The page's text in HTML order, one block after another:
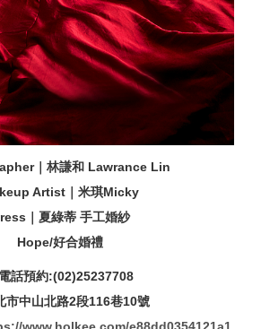
｜林謙和 Lawrance Lin
Artist｜米琪Micky
｜夏綠蒂 手工婚紗
Hope/好合婚禮
話預約:(02)25237708
市中山北路2段116巷10號